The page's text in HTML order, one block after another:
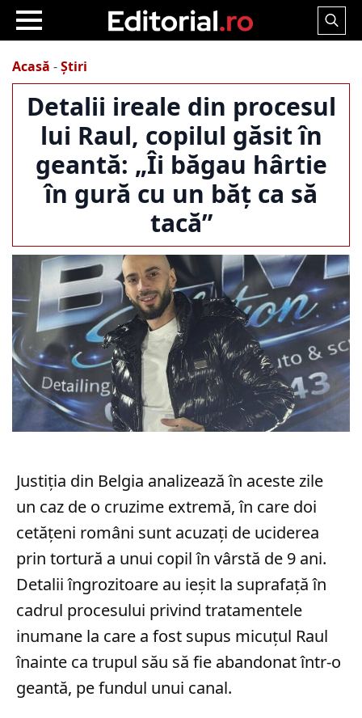
Search
Acasă -Știri
Detalii ireale din procesul
lui Raul, copilul găsit în
geantă: „Îi băgau hârtie
în gură cu un băț ca să
tacă”
Justiția din Belgia analizează în aceste zile
un caz de o cruzime extremă, în care doi
cetățeni români sunt acuzați de uciderea
prin tortură a unui copil în vârstă de 9 ani.
Detalii îngrozitoare au ieșit la suprafață în
cadrul procesului privind tratamentele
inumane la care a fost supus micuțul Raul
înainte ca trupul său să fie abandonat într-o
geantă, pe fundul unui canal.